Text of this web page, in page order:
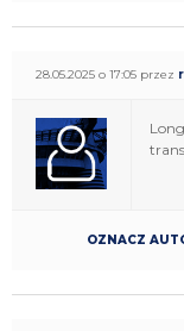
28.05.2025 o 17:05 przez
OZNACZ